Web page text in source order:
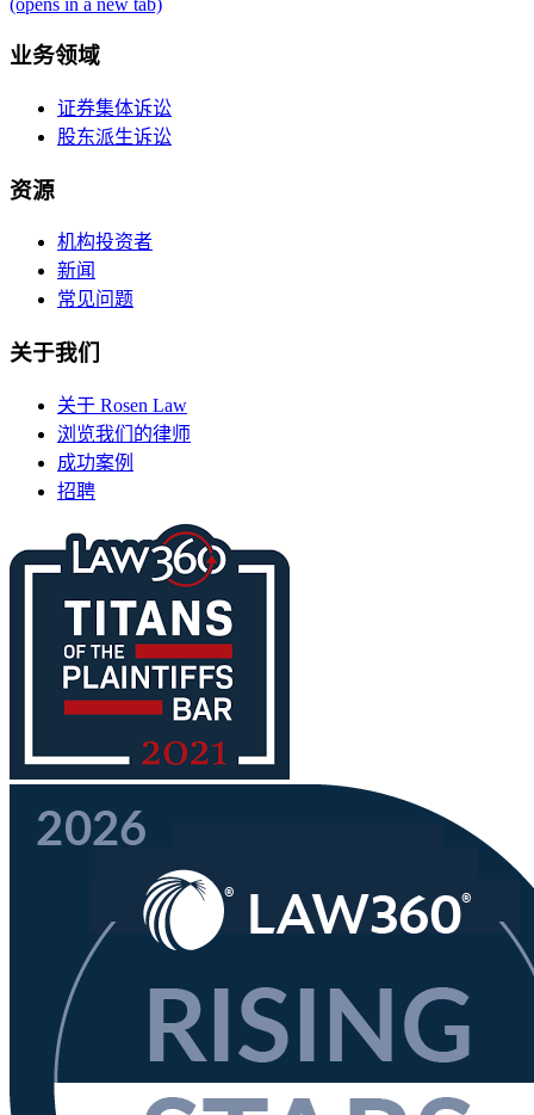
业务领域
证券集体诉讼
股东派生诉讼
资源
机构投资者
新闻
常见问题
关于我们
关于 Rosen Law
浏览我们的律师
成功案例
招聘